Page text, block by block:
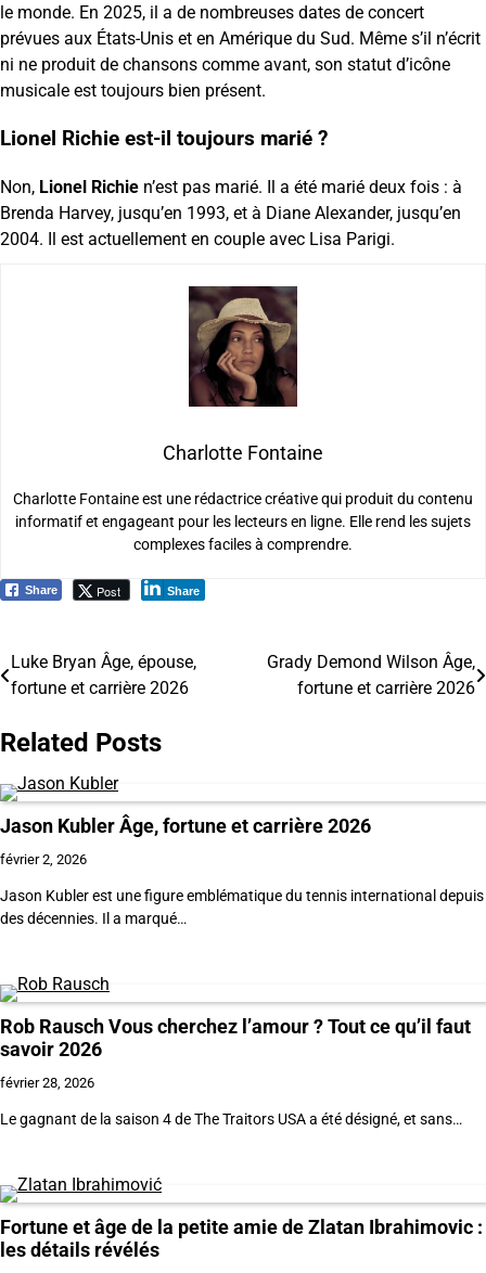
le monde. En 2025, il a de nombreuses dates de concert
prévues aux États-Unis et en Amérique du Sud. Même s’il n’écrit
ni ne produit de chansons comme avant, son statut d’icône
musicale est toujours bien présent.
Lionel Richie est-il toujours marié ?
Non, Lionel Richie n’est pas marié. Il a été marié deux fois : à
Brenda Harvey, jusqu’en 1993, et à Diane Alexander, jusqu’en
2004. Il est actuellement en couple avec Lisa Parigi.
Charlotte Fontaine
Charlotte Fontaine est une rédactrice créative qui produit du contenu
informatif et engageant pour les lecteurs en ligne. Elle rend les sujets
complexes faciles à comprendre.
Share Post Share
Navigation
l’article
Luke Bryan Âge, épouse,
fortune et carrière 2026
Grady Demond Wilson Âge,
fortune et carrière 2026
Related Posts
Jason Kubler Âge, fortune et carrière 2026
février 2, 2026
Jason Kubler est une figure emblématique du tennis international depuis
des décennies. Il a marqué…
Rob Rausch Vous cherchez l’amour ? Tout ce qu’il faut
savoir 2026
février 28, 2026
Le gagnant de la saison 4 de The Traitors USA a été désigné, et sans…
Fortune et âge de la petite amie de Zlatan Ibrahimovic :
les détails révélés